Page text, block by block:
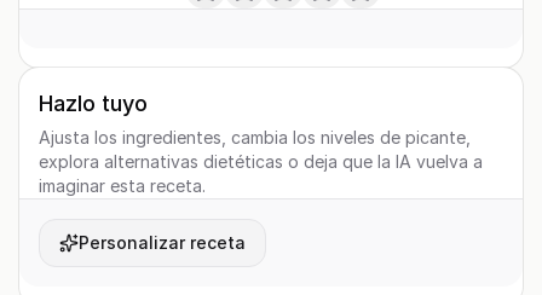
Hazlo tuyo
Ajusta los ingredientes, cambia los niveles de picante,
explora alternativas dietéticas o deja que la IA vuelva a
imaginar esta receta.
Personalizar receta